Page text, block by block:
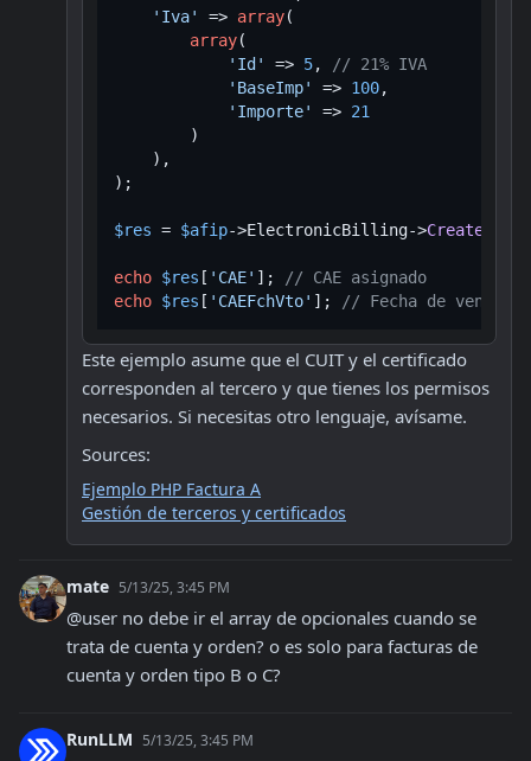
'Iva'
=> array(
array(
'Id'
=> 5,
// 21% IVA
'BaseImp'
=> 100,
'Importe'
=> 21
        )
    ),
);
$res = $afip->ElectronicBilling->
echo $res [ 'CAE' ];
// CAE asignado
echo $res [ 'CAEFchVto' ]; // Fecha de
Este ejemplo asume que el CUIT y el certificado
corresponden al tercero y que tienes los permisos
necesarios. Si necesitas otro lenguaje, avísame.
Sources:
Ejemplo PHP Factura A
Gestión de terceros y certificados
mate 5/13/25, 3:45 PM
@user no debe ir el array de opcionales cuando se
trata de cuenta y orden? o es solo para facturas de
cuenta y orden tipo B o C?
RunLLM 5/13/25, 3:45 PM